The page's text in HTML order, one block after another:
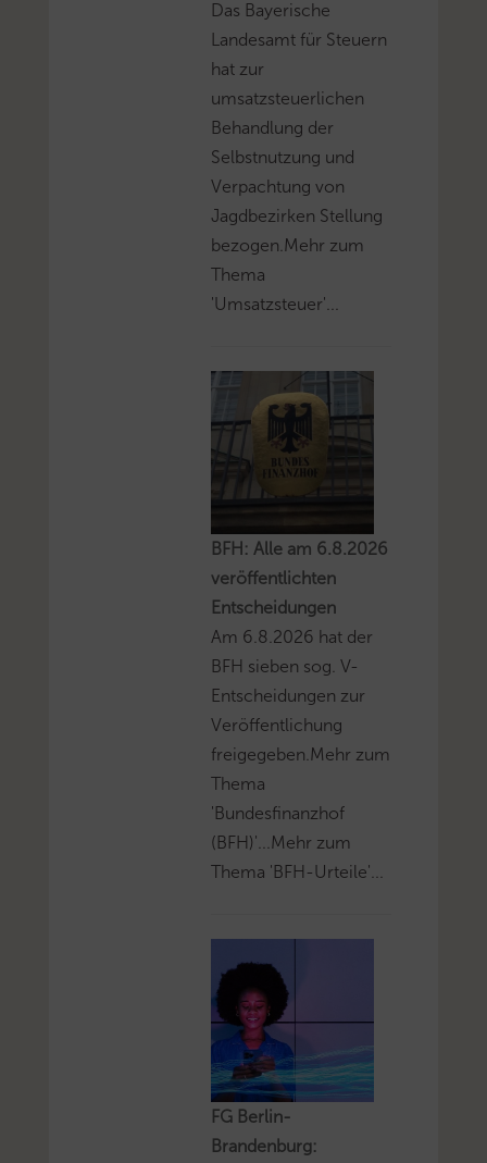
Das Bayerische
Landesamt für Steuern
hat zur
umsatzsteuerlichen
Behandlung der
Selbstnutzung und
Verpachtung von
Jagdbezirken Stellung
bezogen.Mehr zum
Thema
'Umsatzsteuer'...
BFH: Alle am 6.8.2026
veröffentlichten
Entscheidungen
Am 6.8.2026 hat der
BFH sieben sog. V-
Entscheidungen zur
Veröffentlichung
freigegeben.Mehr zum
Thema
'Bundesfinanzhof
(BFH)'...Mehr zum
Thema 'BFH-Urteile'...
FG Berlin-
Brandenburg: